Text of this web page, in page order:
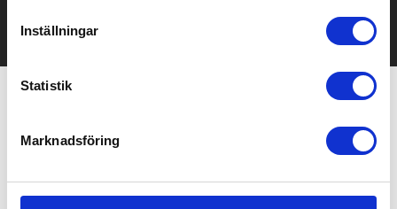
Inställningar
Statistik
Marknadsföring